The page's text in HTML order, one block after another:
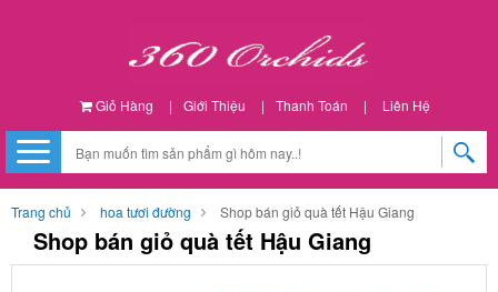
Giỏ Hàng | Giới Thiệu | Thanh Toán | Liên Hệ
Trang chủ hoa tươi đường Shop bán giỏ quà tết Hậu Giang
Shop bán giỏ quà tết Hậu Giang